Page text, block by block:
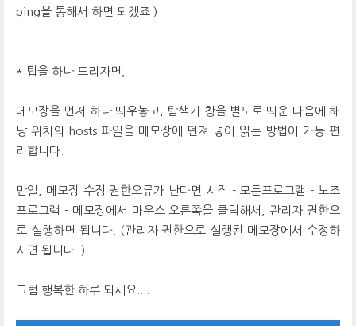
ping을 통해서 하면 되겠죠 )
* 팁을 하나 드리자면,
메모장을 먼저 하나 띄우놓고, 탐색기 창을 별도로 띄운 다음에 해
당 위치의 hosts 파일을 메모장에 던져 넣어 읽는 방법이 가능 편
리합니다.
만일, 메모장 수정 권한오류가 난다면 시작 - 모든프로그램 - 보조
프로그램 - 메모장에서 마우스 오른쪽을 클릭해서, 관리자 권한으
로 실행하면 됩니다. (관리자 권한으로 실행된 메모장에서 수정하
시면 됩니다. )
그럼 행복한 하루 되세요....